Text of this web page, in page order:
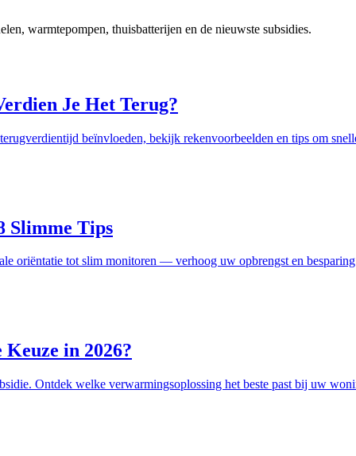
warmtepompen, thuisbatterijen en de nieuwste subsidies.
Je Het Terug?
beïnvloeden, bekijk rekenvoorbeelden en tips om
Slimme Tips
oriëntatie tot slim monitoren — verhoog uw opbrengst en
in 2026?
Ontdek welke verwarmingsoplossing het beste past bij uw